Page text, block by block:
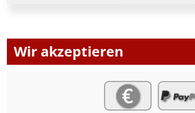
Wir akzeptieren